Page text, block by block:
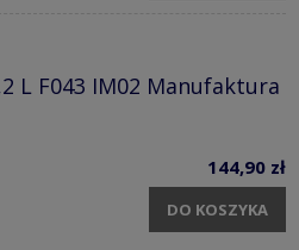
L F043 IM02 Manufaktura
144,90 zł
DO KOSZYKA